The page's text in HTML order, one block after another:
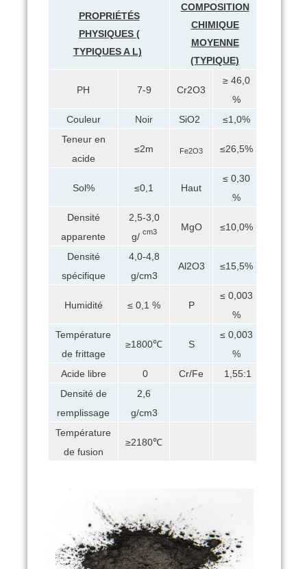
PROPRIÉTÉS
PHYSIQUES (
TYPIQUESA L)
COMPOSITION
CHIMIQUE
MOYENNE
(TYPIQUE)
PH 7-9 Cr2O3
≥ 46,0
%
Couleur
Noir SiO2
≤1,0%
Teneur en
acide
≤2m Fe2O3 ≤26,5%
Sol% ≤0,1 Haut
≤ 0,30
%
Densité
apparente
2,5-3,0
g/ cm3 MgO ≤10,0%
Densité
spécifique
4,0-4,8
g/cm3
Al2O3 ≤15,5%
Humidité ≤ 0,1 % P
≤ 0,003
%
Température
de frittage
≥1800℃ S
≤ 0,003
%
Acide libre
0 Cr/Fe
1,55:1
Densité de
remplissage
2,6
g/cm3
Température
de fusion
≥2180℃